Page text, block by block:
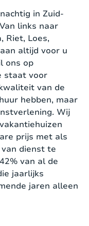
in Zuid-
links naar
Riet, Loes,
altijd voor u
ons op
staat voor
van de
hebben, maar
Wij
prijs met als
dienst te
van al de
jaarlijks
jaren alleen